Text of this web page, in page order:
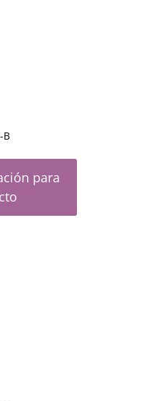
B
para